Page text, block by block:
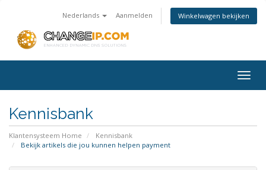
Nederlands Aanmelden Winkelwagen bekijken
Kennisbank
Klantensysteem Home
Kennisbank
Bekijk artikels die jou kunnen helpen payment